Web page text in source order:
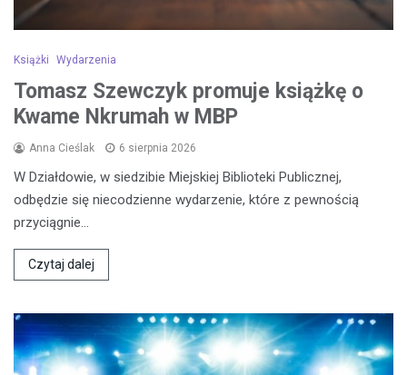
Książki Wydarzenia
Tomasz Szewczyk promuje książkę o
Kwame Nkrumah w MBP
Anna Cieślak 6 sierpnia 2026
W Działdowie, w siedzibie Miejskiej Biblioteki Publicznej,
odbędzie się niecodzienne wydarzenie, które z pewnością
przyciągnie…
Czytaj dalej